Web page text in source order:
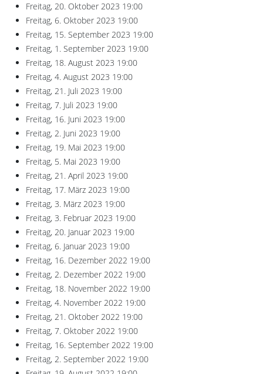
Freitag, 20. Oktober 2023 19:00
Freitag, 6. Oktober 2023 19:00
Freitag, 15. September 2023 19:00
Freitag, 1. September 2023 19:00
Freitag, 18. August 2023 19:00
Freitag, 4. August 2023 19:00
Freitag, 21. Juli 2023 19:00
Freitag, 7. Juli 2023 19:00
Freitag, 16. Juni 2023 19:00
Freitag, 2. Juni 2023 19:00
Freitag, 19. Mai 2023 19:00
Freitag, 5. Mai 2023 19:00
Freitag, 21. April 2023 19:00
Freitag, 17. März 2023 19:00
Freitag, 3. März 2023 19:00
Freitag, 3. Februar 2023 19:00
Freitag, 20. Januar 2023 19:00
Freitag, 6. Januar 2023 19:00
Freitag, 16. Dezember 2022 19:00
Freitag, 2. Dezember 2022 19:00
Freitag, 18. November 2022 19:00
Freitag, 4. November 2022 19:00
Freitag, 21. Oktober 2022 19:00
Freitag, 7. Oktober 2022 19:00
Freitag, 16. September 2022 19:00
Freitag, 2. September 2022 19:00